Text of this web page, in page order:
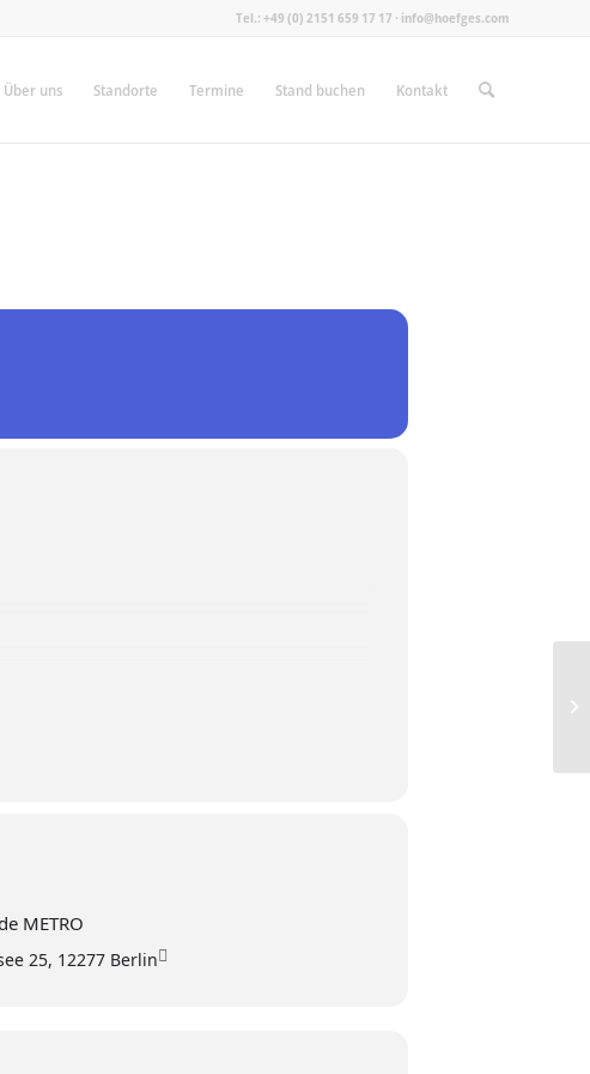
Tel.: +49 (0) 2151 659 17 17 · info@hoefges.com
Über uns Standorte Termine Stand buchen Kontakt
passt.
METRO
25, 12277 Berlin